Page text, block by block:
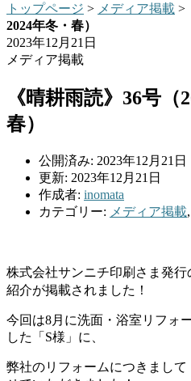
トップページ > メディア掲載 >
2024年冬・春）
2023年12月21日
メディア掲載
《晴耕雨読》36号（
春）
公開済み: 2023年12月21日
更新: 2023年12月21日
作成者: inomata
カテゴリー: メディア掲載,
株式会社サンニチ印刷さま発行
紹介が掲載されました！
今回は8月に洗面・浴室リフォ
した「S様」に、
弊社のリフォームにつきまして